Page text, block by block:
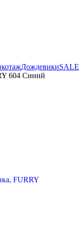
ДождевикиSALE
604 Синий